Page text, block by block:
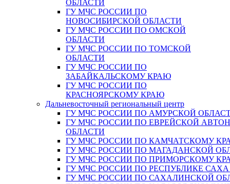
ОБЛАСТИ
ГУ МЧС РОССИИ ПО
НОВОСИБИРСКОЙ ОБЛАСТИ
ГУ МЧС РОССИИ ПО ОМСКОЙ
ОБЛАСТИ
ГУ МЧС РОССИИ ПО ТОМСКОЙ
ОБЛАСТИ
ГУ МЧС РОССИИ ПО
ЗАБАЙКАЛЬСКОМУ КРАЮ
ГУ МЧС РОССИИ ПО
КРАСНОЯРСКОМУ КРАЮ
Дальневосточный региональный центр
ГУ МЧС РОССИИ ПО АМУРСКОЙ
ГУ МЧС РОССИИ ПО ЕВРЕЙСКОЙ
ОБЛАСТИ
ГУ МЧС РОССИИ ПО КАМЧАТСКОМУ
ГУ МЧС РОССИИ ПО МАГАДАНСКОЙ
ГУ МЧС РОССИИ ПО ПРИМОРСКОМУ
ГУ МЧС РОССИИ ПО РЕСПУБЛИКЕ
ГУ МЧС РОССИИ ПО САХАЛИНСКОЙ